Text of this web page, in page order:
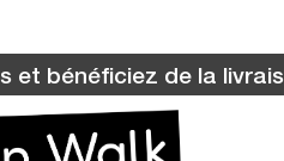
et bénéficiez de la